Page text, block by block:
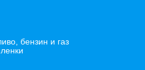
бензин и газ